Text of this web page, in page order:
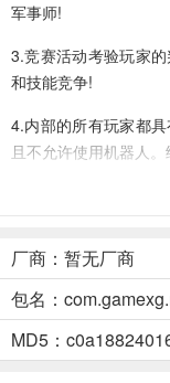
军事师!
3.竞赛活动考验玩家
和技能竞争!
4.内部的所有玩家都
且不允许使用机器人。
5.游戏是互动性的，
一元棋牌2026背景
1.一键登录，无需体验
2.游戏中所有的游戏
厂商：暂无厂商
包名：
MD5：